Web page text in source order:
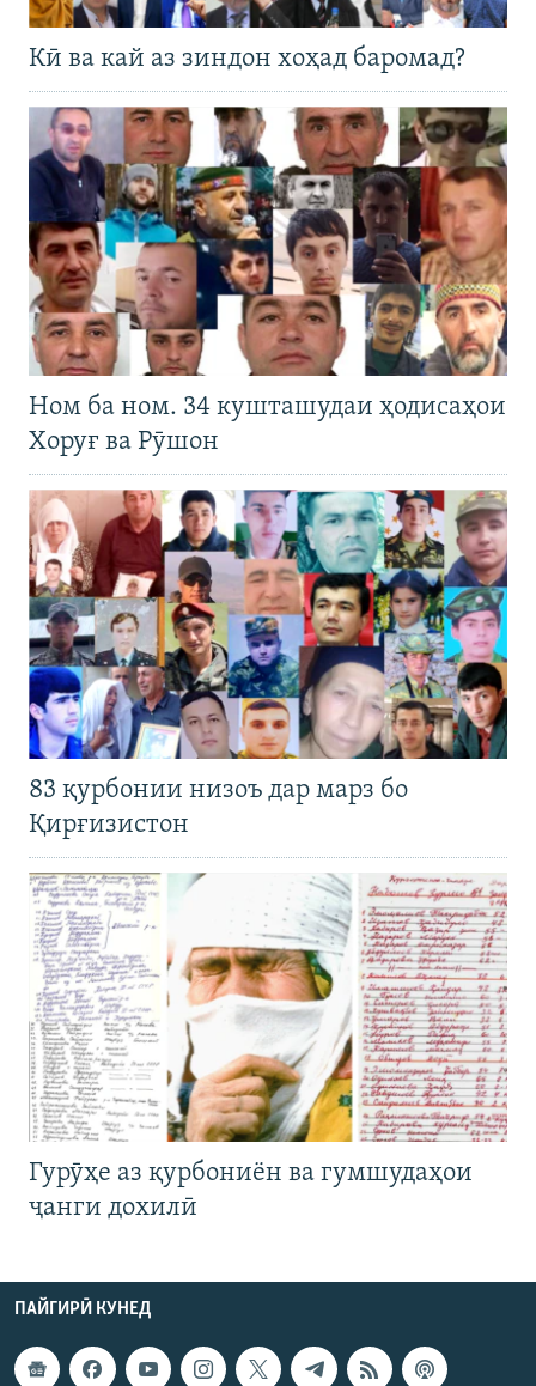
Кӣ ва кай аз зиндон хоҳад баромад?
Ном ба ном. 34 кушташудаи ҳодисаҳои
Хоруғ ва Рӯшон
83 қурбонии низоъ дар марз бо
Қирғизистон
Гурӯҳе аз қурбониён ва гумшудаҳои
ҷанги дохилӣ
ПАЙГИРӢ КУНЕД